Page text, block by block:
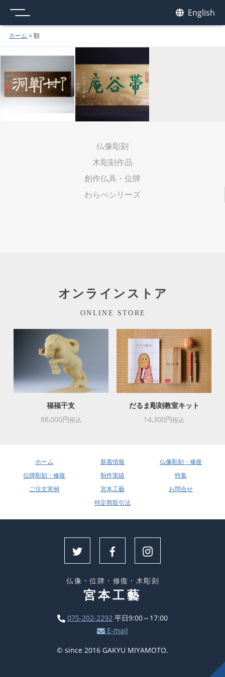
English
ホーム > 額
仏像彫刻
木彫刻作品
創作仏具・位牌
わらべシリーズ
オンラインストア
ONLINE STORE
福福干支
88,000円税込
だるま彫刻教室キット
14,300円税込
ホーム 新着情報
仏像彫刻・修復
位牌彫刻・修復
制作実績
特集
ご注文実例
宮本工藝
お問合せ
特定商取引法
仏像・位牌・修復・木彫刻
宮本工藝
075-202-2292 平日9:00～17:00
E-mail
© since 2016 GAKYU MIYAMOTO.